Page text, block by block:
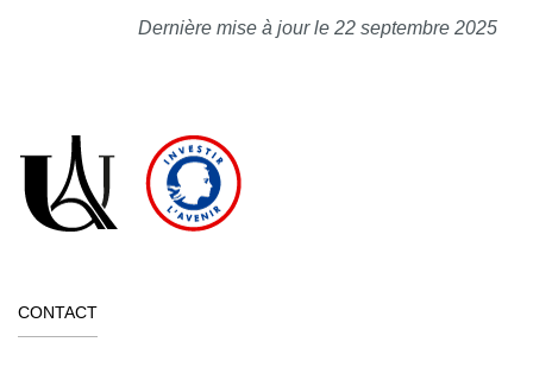
Dernière mise à jour le 22 septembre 2025
CONTACT